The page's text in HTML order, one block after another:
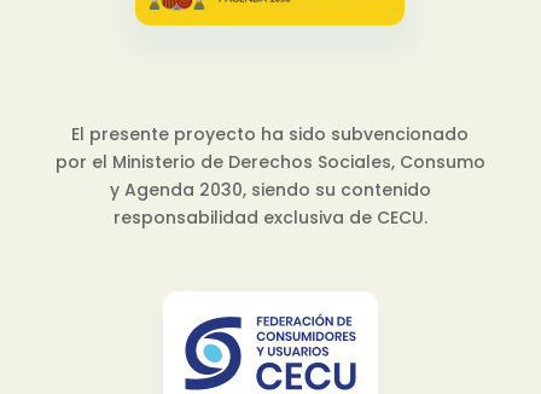
El presente proyecto ha sido subvencionado
por el Ministerio de Derechos Sociales, Consumo
y Agenda 2030, siendo su contenido
responsabilidad exclusiva de CECU.